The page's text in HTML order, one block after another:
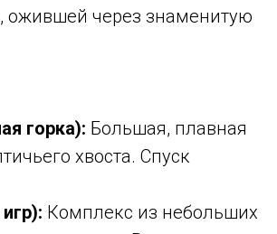
ожившей через знаменитую
горка): Большая, плавная
хвоста. Спуск
Комплекс из небольших